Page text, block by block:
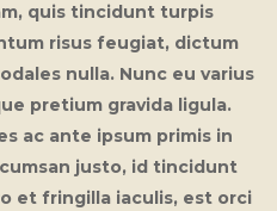
quis tincidunt turpis
risus feugiat, dictum
nulla. Nunc eu varius
pretium gravida ligula.
ac ante ipsum primis in
justo, id tincidunt
et fringilla iaculis, est orci